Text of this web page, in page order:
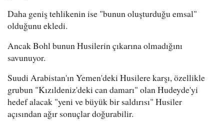
Daha geniş tehlikenin ise "bunun oluşturduğu emsal"
olduğunu ekledi.
Ancak Bohl bunun Husilerin çıkarına olmadığını
savunuyor.
Suudi Arabistan'ın Yemen'deki Husilere karşı, özellikle
grubun "Kızıldeniz'deki can damarı" olan Hudeyde'yi
hedef alacak "yeni ve büyük bir saldırısı" Husiler
açısından ağır sonuçlar doğurabilir.